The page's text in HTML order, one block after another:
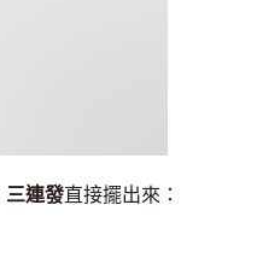
三連發直接擺出來：